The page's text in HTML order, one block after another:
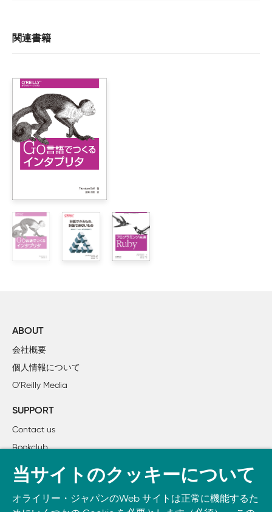
日本語版まえがき
はじめに
1章　Rubyひとめぐり
    1.1　対話型 Rubyシェル
    1.2　値
        1.2.1　基本データ
        1.2.2　データ構造
        1.2.3　Proc
    1.4　オブジェクトとメソッド
    1.6　その他の機能
        1.6.1　ローカル変数と代入
        1.6.2　文字列の式展開
        1.6.7　Enumerable
        1.6.8　Struct
        1.6.10　定数の定義
        1.6.11　定数の削除
2章　プログラムの意味
    2.1　「意味」の意味
    2.2　構文
    2.3　操作的意味論
        2.3.1　スモールステップ意味論
関連書籍
ABOUT
会社概要
個人情報について
O’Reilly Media
SUPPORT
Contact us
Bookclub
書籍注文
Take O’Reilly with you and learn anywhere, anytime on your
当サイトのクッキーについて
オライリー・ジャパンのWeb サイトは正常に機能するた